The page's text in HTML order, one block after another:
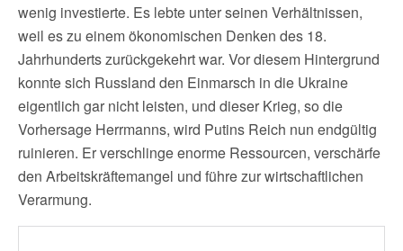
wenig investierte. Es lebte unter seinen Verhältnissen,
weil es zu einem ökonomischen Denken des 18.
Jahrhunderts zurückgekehrt war. Vor diesem Hintergrund
konnte sich Russland den Einmarsch in die Ukraine
eigentlich gar nicht leisten, und dieser Krieg, so die
Vorhersage Herrmanns, wird Putins Reich nun endgültig
ruinieren. Er verschlinge enorme Ressourcen, verschärfe
den Arbeitskräftemangel und führe zur wirtschaftlichen
Verarmung.